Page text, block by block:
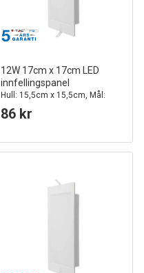
12W 17cm x 17cm LED
innfellingspanel
Hull: 15,5cm x 15,5cm, Mål:
17cm x 17cm, Samsung LED
Chip
86 kr